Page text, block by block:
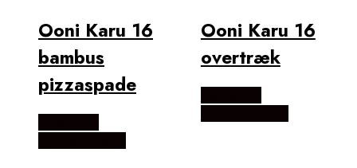
Ooni Karu 16
bambus
pizzaspade
Ooni Karu 16
overtræk